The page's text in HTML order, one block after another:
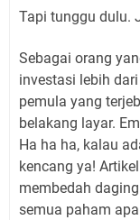
Tapi tunggu dulu.
Sebagai orang
investasi lebih
pemula yang
belakang layar.
Ha ha ha, kalau
kencang ya!
membedah
semua paham